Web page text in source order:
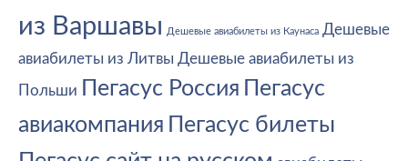
из Варшавы Дешевые авиабилеты из Каунаса Дешевые
авиабилеты из Литвы Дешевые авиабилеты из
Польши Пегасус Россия
Пегасус
авиакомпания
Пегасус билеты